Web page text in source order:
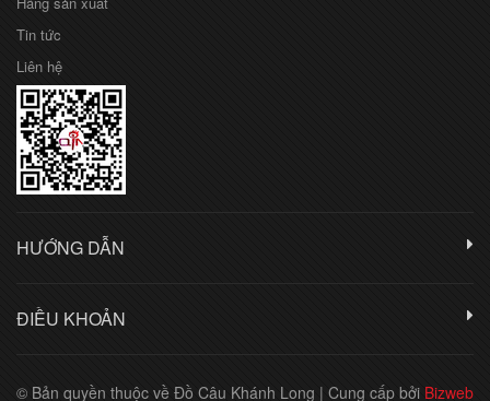
Tin tức
Liên hệ
HƯỚNG DẪN
ĐIỀU KHOẢN
© Bản quyền thuộc về Đồ Câu Khánh Long | Cung cấp bởi Bizweb